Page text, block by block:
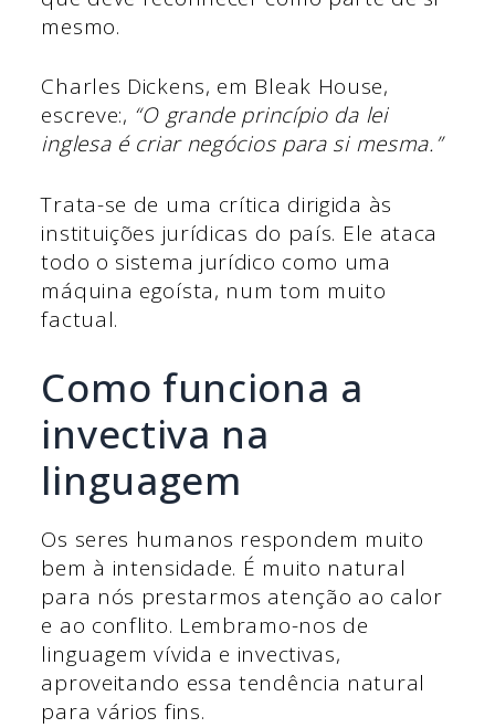
mesmo.
Charles Dickens, em Bleak House,
escreve:, “O grande princípio da lei
inglesa é criar negócios para si mesma.”
Trata-se de uma crítica dirigida às
instituições jurídicas do país. Ele ataca
todo o sistema jurídico como uma
máquina egoísta, num tom muito
factual.
Como funciona a
invectiva na
linguagem
Os seres humanos respondem muito
bem à intensidade. É muito natural
para nós prestarmos atenção ao calor
e ao conflito. Lembramo-nos de
linguagem vívida e invectivas,
aproveitando essa tendência natural
para vários fins.